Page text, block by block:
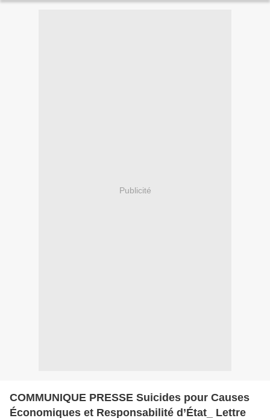
Publicité
COMMUNIQUE PRESSE Suicides pour Causes
Économiques et Responsabilité d’État_ Lettre